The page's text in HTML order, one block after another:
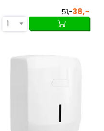
51,-38,-
1